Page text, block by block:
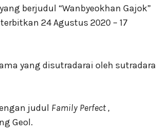
berjudul “Wanbyeokhan Gajok”
24 Agustus 2020 – 17
yang disutradarai oleh sutradara
judul Family Perfect ,
Geol.